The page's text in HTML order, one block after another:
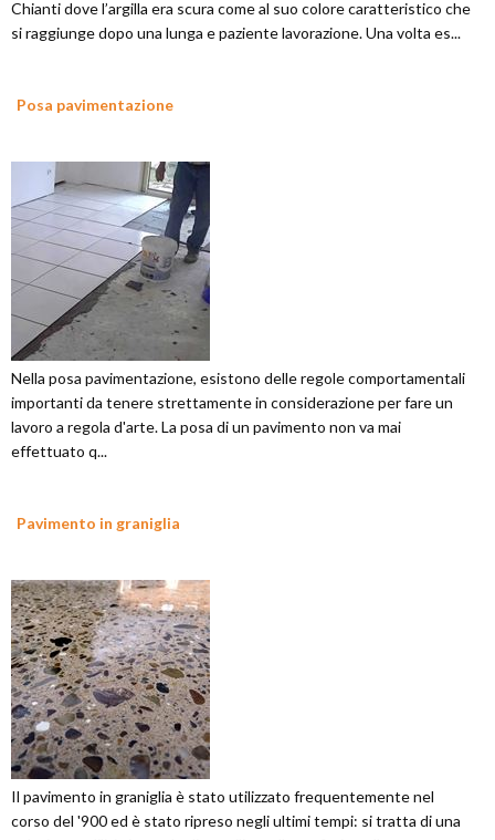
Chianti dove l’argilla era scura come al suo colore caratteristico che
si raggiunge dopo una lunga e paziente lavorazione. Una volta es...
Posa pavimentazione
Nella posa pavimentazione, esistono delle regole comportamentali
importanti da tenere strettamente in considerazione per fare un
lavoro a regola d'arte. La posa di un pavimento non va mai
effettuato q...
Pavimento in graniglia
Il pavimento in graniglia è stato utilizzato frequentemente nel
corso del '900 ed è stato ripreso negli ultimi tempi: si tratta di una